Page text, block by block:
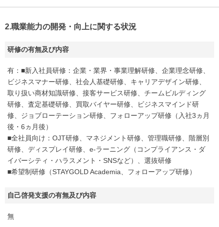
2.職業能力の開発・向上に関する状況
研修の有無及び内容
有：■新入社員研修：企業・業界・事業理解研修、企業理念研修、
ビジネスマナー研修、社会人基礎研修、キャリアデザイン研修、
取り扱い商材知識研修、接客サービス研修、チームビルディング
研修、査定基礎研修、買取バイヤー研修、ビジネスマインド研
修、ジョブローテーション研修、フォローアップ研修（入社3ヵ月
後・6ヵ月後）
■全社員向け：OJT研修、マネジメント研修、管理職研修、階層別
研修、ディスプレイ研修、e-ラーニング（コンプライアンス・ダ
イバーシティ・ハラスメント・SNSなど）、選抜研修
■希望制研修（STAYGOLD Academia、フォローアップ研修）
自己啓発支援の有無及び内容
無